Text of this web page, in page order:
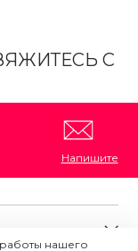
С
Напишите
нашего